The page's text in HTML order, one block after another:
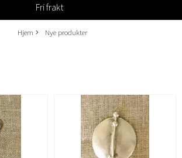
Fri frakt
Hjem Nye produkter